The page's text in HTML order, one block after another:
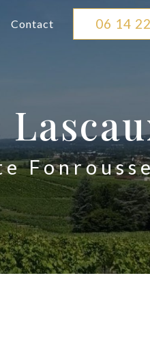
Contact 06 14